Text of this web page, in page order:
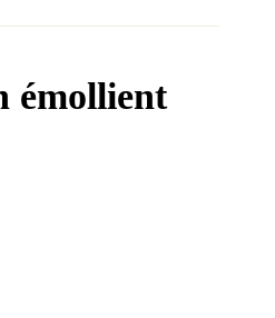
émollient